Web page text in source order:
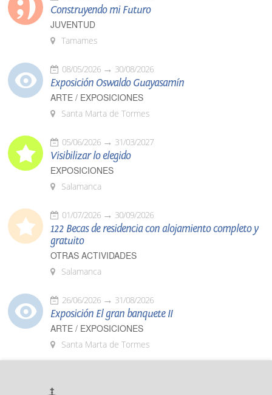
Construyendo mi Futuro
JUVENTUD
Tamames
08/05/2026 30/08/2026
Exposición Oswaldo Guayasamín
ARTE / EXPOSICIONES
Santa Marta de Tormes
05/06/2026 31/03/2027
Visibilizar lo elegido
EXPOSICIONES
Salamanca
01/07/2026 30/09/2026
122 Becas de residencia con alojamiento completo y
gratuito
OTRAS ACTIVIDADES
Salamanca
26/06/2026 31/08/2026
Exposición El gran banquete II
ARTE / EXPOSICIONES
Santa Marta de Tormes